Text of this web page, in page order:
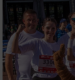
Werbung